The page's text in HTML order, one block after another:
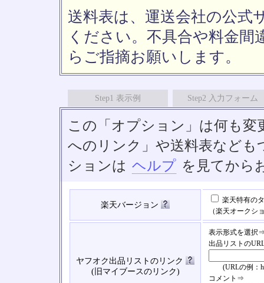
送料表は、運送会社の公式
ください。不具合や料金間
らご指摘お願いします。
Step1 表示例 Step2 入力フォーム
この「オプション」は何も
へのリンク」や送料表など
ションは ヘルプ を見てから
楽天バージョン
楽天特有の
（楽天オークシ
ヤフオク出品リストのリンク
(旧マイブースのリンク)
表示形式を選択
出品リストの
(URLの例：
コメント⇒